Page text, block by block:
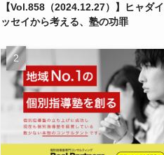
【Vol.858（2024.12.27）】ヒャダ
ッセイから考える、塾の功罪